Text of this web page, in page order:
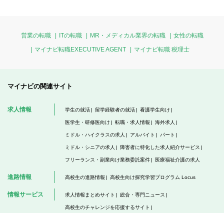
営業の転職 ITの転職 MR・メディカル業界の転職
女性の転職
マイナビ転職EXECUTIVE AGENT
マイナビ転職 税理士
マイナビの関連サイト
求人情報 学生の就活 留学経験者の就活 看護学生向け
医学生・研修医向け 転職・求人情報 海外求人
ミドル・ハイクラスの求人 アルバイト パート
ミドル・シニアの求人 障害者に特化した求人紹介サービス
フリーランス・副業向け業務委託案件 医療福祉介護の求人
進路情報 高校生の進路情報 高校生向け探究学習プログラム Locus
情報サービス 求人情報まとめサイト 総合・専門ニュース
高校生のチャレンジを応援するサイト